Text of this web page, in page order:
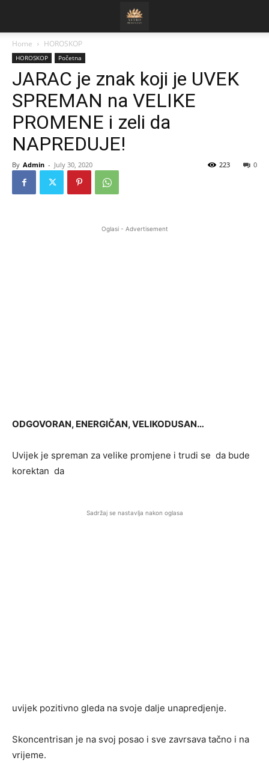
Home HOROSKOP
HOROSKOP Početna
JARAC je znak koji je UVEK
SPREMAN na VELIKE
PROMENE i zeli da
NAPREDUJE!
By Admin - July 30, 2020 0
223
Oglasi - Advertisement
ODGOVORAN, ENERGIČAN, VELIKODUSAN…
Uvijek je spreman za velike promjene i trudi se da bude
korektan da
Sadržaj se nastavlja nakon oglasa
uvijek pozitivno gleda na svoje dalje unapredjenje.
Skoncentrisan je na svoj posao i sve zavrsava tačno i na
vrijeme.